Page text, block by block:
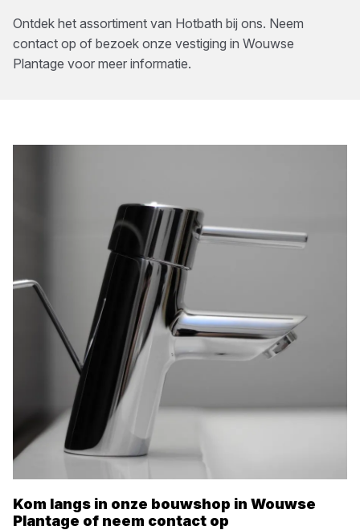
Ontdek het assortiment van Hotbath bij ons. Neem
contact op of bezoek onze vestiging in Wouwse
Plantage voor meer informatie.
Kom langs in onze bouwshop in Wouwse
Plantage of neem contact op